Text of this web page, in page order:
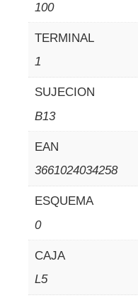
100
TERMINAL
1
SUJECION
B13
EAN
3661024034258
ESQUEMA
0
CAJA
L5